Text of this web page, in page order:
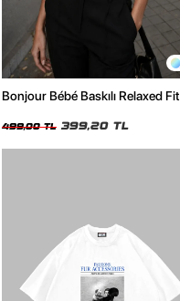
Bonjour Bébé Baskılı Relaxed Fit
499,00 TL 399,20 TL